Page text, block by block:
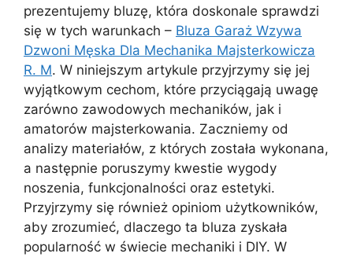
prezentujemy bluzę, która doskonale sprawdzi
się w tych warunkach – Bluza Garaż Wzywa
Dzwoni Męska Dla Mechanika Majsterkowicza
R. M. W niniejszym artykule przyjrzymy się jej
wyjątkowym cechom, które przyciągają uwagę
zarówno zawodowych mechaników, jak i
amatorów majsterkowania. Zaczniemy od
analizy materiałów, z których została wykonana,
a następnie poruszymy kwestie wygody
noszenia, funkcjonalności oraz estetyki.
Przyjrzymy się również opiniom użytkowników,
aby zrozumieć, dlaczego ta bluza zyskała
popularność w świecie mechaniki i DIY. W